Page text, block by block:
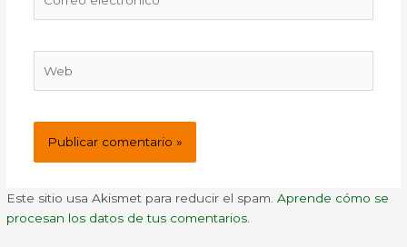
electrónico*
Este sitio usa Akismet para reducir el spam.Aprende cómo se
procesan los datos de tus comentarios.